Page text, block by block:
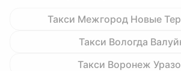
Такси Межгород Новые
Такси Вологда
Такси Воронеж